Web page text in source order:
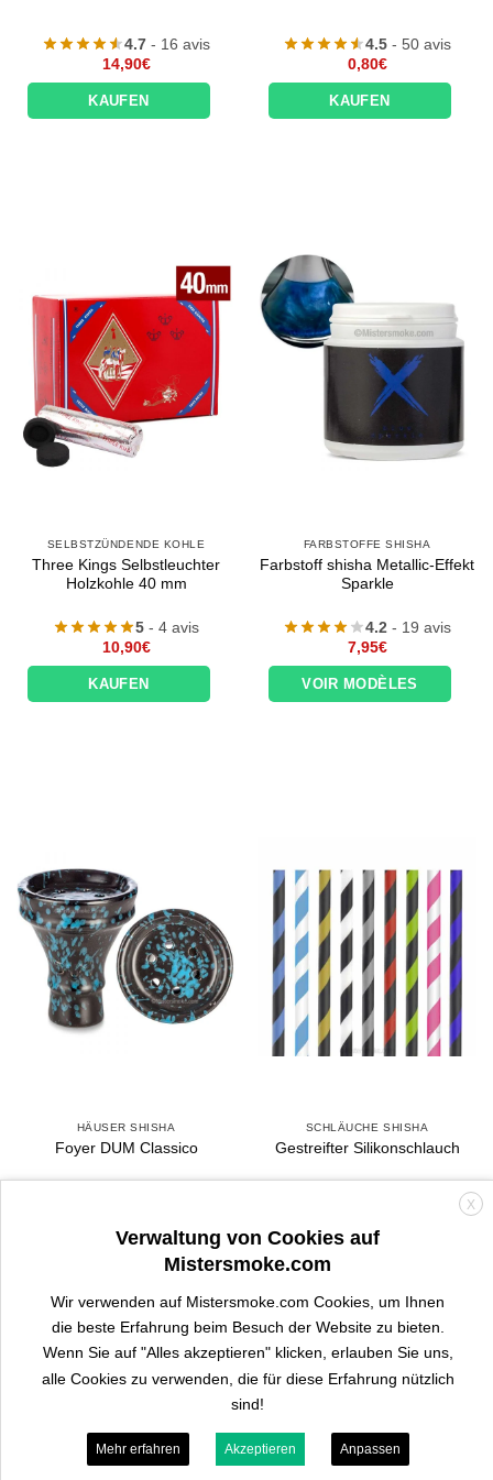
4.7 - 16 avis
14,90€
KAUFEN
4.5 - 50 avis
0,80€
KAUFEN
SELBSTZÜNDENDE KOHLE
Three Kings Selbstleuchter
Holzkohle 40 mm
5 - 4 avis
10,90€
KAUFEN
FARBSTOFFE SHISHA
Farbstoff shisha Metallic-Effekt
Sparkle
4.2 - 19 avis
7,95€
VOIR MODÈLES
HÄUSER SHISHA
Foyer DUM Classico
6,90€
VOIR MODÈLES
SCHLÄUCHE SHISHA
Gestreifter Silikonschlauch
9,90€
VOIR MODÈLES
X
Verwaltung von Cookies auf
Mistersmoke.com
Wir verwenden auf Mistersmoke.com Cookies, um Ihnen
die beste Erfahrung beim Besuch der Website zu bieten.
Wenn Sie auf "Alles akzeptieren" klicken, erlauben Sie uns,
alle Cookies zu verwenden, die für diese Erfahrung nützlich
sind!
Mehr erfahren Akzeptieren Anpassen